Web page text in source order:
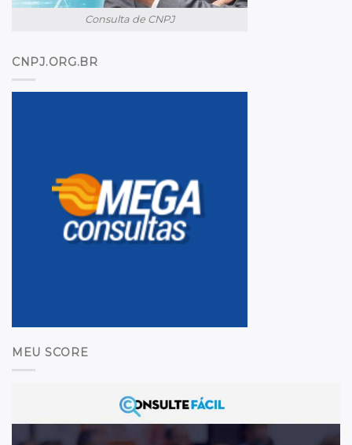
Consulta de CNPJ
CNPJ.ORG.BR
MEU SCORE